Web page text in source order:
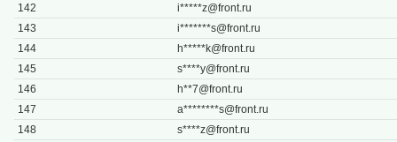
142
i*****z@front.ru
143
i*******s@front.ru
144
h*****k@front.ru
145
s****y@front.ru
146
h**7@front.ru
147
a********s@front.ru
148
s****z@front.ru